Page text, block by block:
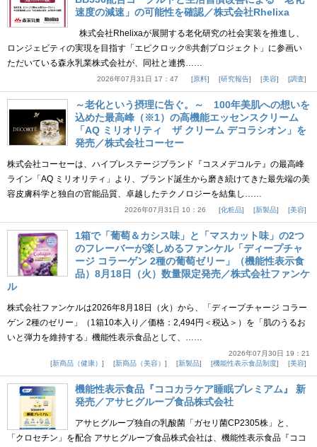
速度の減速」の可能性を確認／株式会社Rhelixa
株式会社Rhelixaが展開する老化研究の社会実装を推進し、
ロンジェビティの実現を目指す「エピクロック®共創プロジェクト」に参画い
ただいている森永乳業株式会社が、同社と連携……
2026年07月31日 17：47 原料 研究報告 美容 調査
～老化という摂理に告ぐ。～ 100年美肌への想いを
込めた最高峰（※1）の高機能エッセンスクリーム
「AQ ミリオリティ ザ クリーム デコラシオン」を
発売／株式会社コーセー
株式会社コーセーは、ハイプレステージブランド『コスメデコルテ』の最高峰
ライン「AQ ミリオリティ」より、ブランド誕生から磨き続けてきた最先端の美
容皮膚科学と独自の官能品質、卓越したテクノロジーを結集し……
2026年07月31日 10：26 化粧品 新製品 美容
1箱で「葡萄＆カシス味」と「マスカット味」の2つ
のフレーバーが楽しめるファンケル「ディープチャ
ージ コラーゲン 2種の葡萄ゼリー」（機能性表示食
品）8月18日（火）数量限定発売／株式会社ファンケ
ル
株式会社ファンケルは2026年8月18日（火）から、「ディープチャージ コラー
ゲン 2種のゼリー」（1箱10本入り／価格：2,494円＜税込＞）を「肌のうるお
いと弾力を維持する」機能性表示食品として、……
2026年07月30日 19：21
新商品（健康）
新商品（美容） 新製品 機能性表示食品制度 美容
機能性表示食品『ココカラケア睡眠プレミアム』 新
発売／アサヒグループ食品株式会社
アサヒグループ独自の乳酸菌「ガセリ菌CP2305株」と、
「クロセチン」を配合 アサヒグループ食品株式会社は、機能性表示食品『ココ